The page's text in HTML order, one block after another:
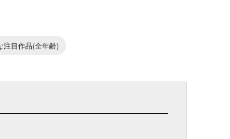
注目作品(全年齢)